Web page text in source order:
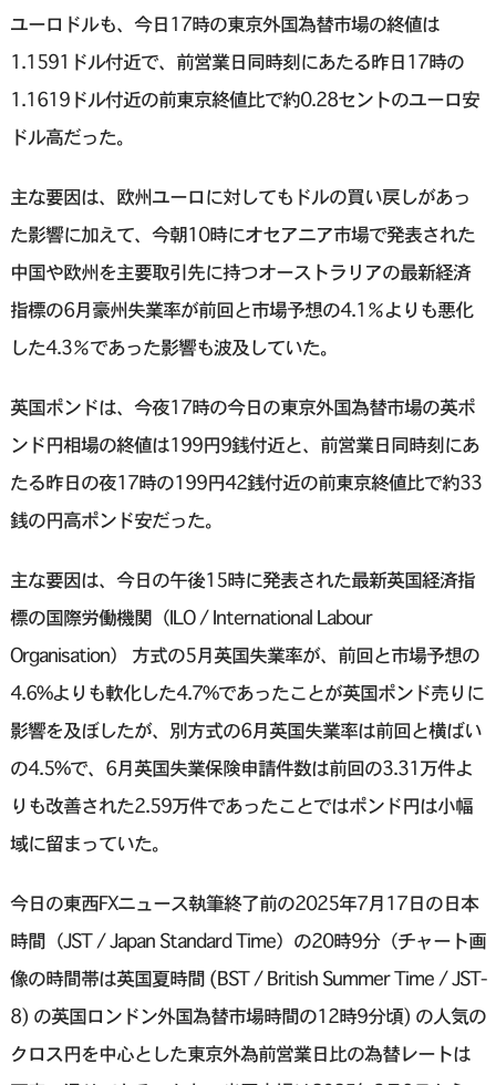
ユーロドルも、今日17時の東京外国為替市場の終値は
1.1591ドル付近で、前営業日同時刻にあたる昨日17時の
1.1619ドル付近の前東京終値比で約0.28セントのユーロ安
ドル高だった。
主な要因は、欧州ユーロに対してもドルの買い戻しがあっ
た影響に加えて、今朝10時にオセアニア市場で発表された
中国や欧州を主要取引先に持つオーストラリアの最新経済
指標の6月豪州失業率が前回と市場予想の4.1％よりも悪化
した4.3％であった影響も波及していた。
英国ポンドは、今夜17時の今日の東京外国為替市場の英ポ
ンド円相場の終値は199円9銭付近と、前営業日同時刻にあ
たる昨日の夜17時の199円42銭付近の前東京終値比で約33
銭の円高ポンド安だった。
主な要因は、今日の午後15時に発表された最新英国経済指
標の国際労働機関（ILO / International Labour
Organisation） 方式の5月英国失業率が、前回と市場予想の
4.6%よりも軟化した4.7%であったことが英国ポンド売りに
影響を及ぼしたが、別方式の6月英国失業率は前回と横ばい
の4.5%で、6月英国失業保険申請件数は前回の3.31万件よ
りも改善された2.59万件であったことではポンド円は小幅
域に留まっていた。
今日の東西FXニュース執筆終了前の2025年7月17日の日本
時間（JST / Japan Standard Time）の20時9分（チャート画
像の時間帯は英国夏時間 (BST / British Summer Time / JST-
8) の英国ロンドン外国為替市場時間の12時9分頃) の人気の
クロス円を中心とした東京外為前営業日比の為替レートは